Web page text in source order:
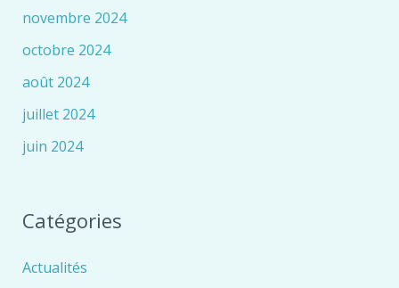
novembre 2024
octobre 2024
août 2024
juillet 2024
juin 2024
Catégories
Actualités